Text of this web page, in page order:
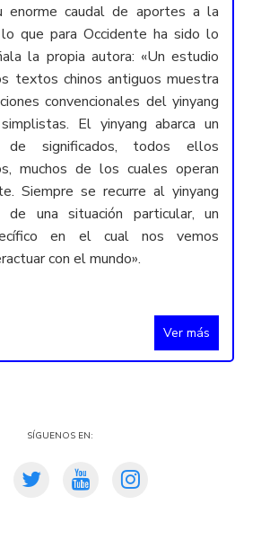
enorme caudal de aportes a la
que para Occidente ha sido lo
la propia autora: «Un estudio
textos chinos antiguos muestra
convencionales del yinyang
El yinyang abarca un
de significados, todos ellos
muchos de los cuales operan
Siempre se recurre al yinyang
una situación particular, un
en el cual nos vemos
con el mundo».
Ver más
Síguenos en: